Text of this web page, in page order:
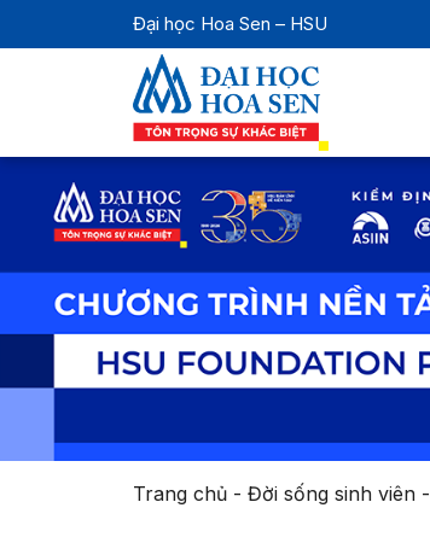
Đại học Hoa Sen – HSU
Trang chủ- Đời sống sinh viên-